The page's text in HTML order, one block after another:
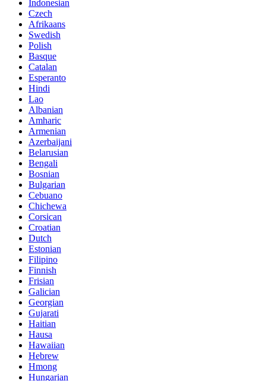
Indonesian
Czech
Afrikaans
Swedish
Polish
Basque
Catalan
Esperanto
Hindi
Lao
Albanian
Amharic
Armenian
Azerbaijani
Belarusian
Bengali
Bosnian
Bulgarian
Cebuano
Chichewa
Corsican
Croatian
Dutch
Estonian
Filipino
Finnish
Frisian
Galician
Georgian
Gujarati
Haitian
Hausa
Hawaiian
Hebrew
Hmong
Hungarian